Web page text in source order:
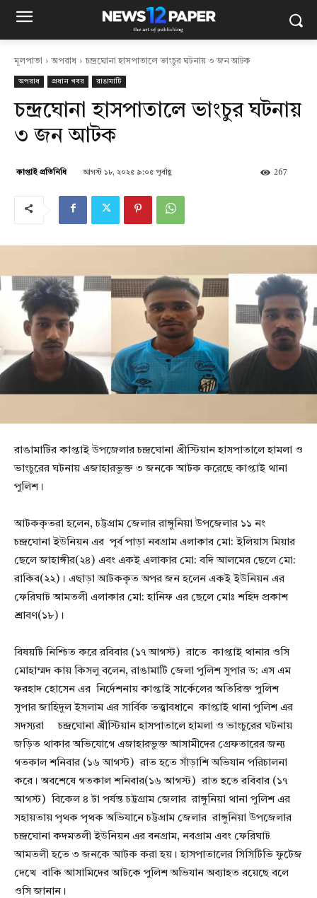
মূলপাতা অপরাধ চন্দ্রঘোনা হাসপাতালে ভাংচুর ঘটনায় ৩ জন আটক
অপরাধ প্রধান খবর রাঙামাটি
চন্দ্রঘোনা হাসপাতালে ভাংচুর ঘটনায়
৩ জন আটক
কাপ্তাই প্রতিনিধি আগস্ট ১৮, ২০২৫ ৯:০৫ পূর্বাহ্ণ 267
রাঙামাটির কাপ্তাই উপজেলার চন্দ্রঘোনা খ্রীস্টিয়ান হাসপাতালে হামলা ও
ভাংচুরের ঘটনায় এজাহারভুক্ত ৩ জনকে আটক করেছে কাপ্তাই থানা
পুলিশ।
আটককৃতরা হলেন, চট্টগ্রাম জেলার রাঙ্গুনিয়া উপজেলার ১১ নং
চন্দ্রঘোনা ইউনিয়ন এর পূর্ব পাড়া নবগ্রাম এলাকার মো: ইলিয়াস মিয়ার
ছেলে জাহাঙ্গীর(২৪) এবং একই এলাকার মো: বদি আলমের ছেলে মো:
রাকিব(২২)। এছাড়া আটককৃত অপর জন হলেন একই ইউনিয়ন এর
ফেরিঘাট আমতলী এলাকার মো: হানিফ এর ছেলে মোঃ শহিদ প্রকাশ
শ্রাবণ(১৮)।
বিষয়টি নিশ্চিত করে রবিবার (১৭ আগস্ট) রাতে কাপ্তাই থানার ওসি
মোহাম্মদ কায় কিসলু বলেন, রাঙামাটি জেলা পুলিশ সুপার ড: এস এম
ফরহাদ হোসেন এর নির্দেশনায় কাপ্তাই সার্কেলের অতিরিক্ত পুলিশ
সুপার জাহিদুল ইসলাম এর সার্বিক তত্ত্বাবধানে কাপ্তাই থানা পুলিশ এর
সদস্যরা চন্দ্রঘোনা খ্রীস্টিয়ান হাসপাতালে হামলা ও ভাংচুরের ঘটনায়
জড়িত থাকার অভিযোগে এজাহারভুক্ত আসামীদের গ্রেফতারের জন্য
গতকাল শনিবার (১৬ আগস্ট) রাত হতে সাঁড়াশি অভিযান পরিচালনা
করে। অবশেষে গতকাল শনিবার(১৬ আগস্ট) রাত হতে রবিবার (১৭
আগস্ট) বিকেল ৪ টা পর্যন্ত চট্টগ্রাম জেলার রাঙ্গুনিয়া থানা পুলিশ এর
সহায়তায় পৃথক পৃথক অভিযানে চট্টগ্রাম জেলার রাঙ্গুনিয়া উপজেলার
চন্দ্রঘোনা কদমতলী ইউনিয়ন এর বনগ্রাম, নবগ্রাম এবং ফেরিঘাট
আমতলী হতে ৩ জনকে আটক করা হয়। হাসপাতালের সিসিটিভি ফুটেজ
দেখে বাকি আসামিদের আটকে পুলিশ অভিযান অব্যাহত রয়েছে বলে
ওসি জানান।